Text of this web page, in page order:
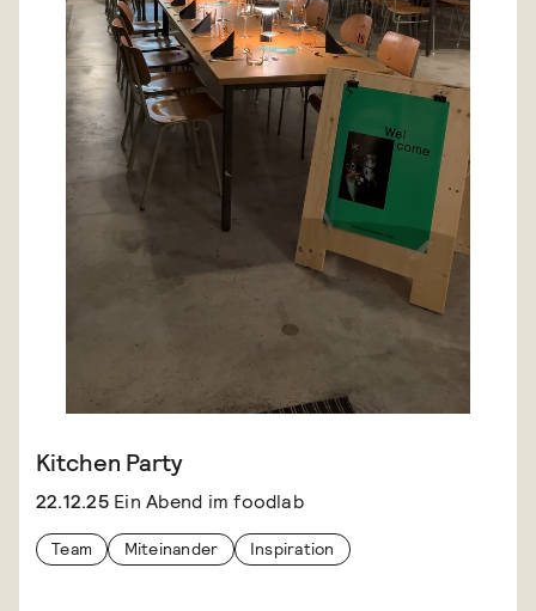
Kitchen Party
22.12.25Ein Abend im foodlab
Team Miteinander Inspiration